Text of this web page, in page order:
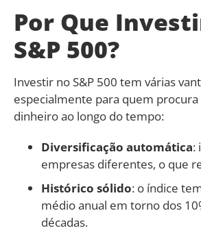
Por Que
S&P 500?
Investir no S&P 500 tem várias
especialmente para quem procura
dinheiro ao longo do tempo:
Diversificação automática:
empresas diferentes, o que
Histórico sólido: o índice
médio anual em torno dos
décadas.